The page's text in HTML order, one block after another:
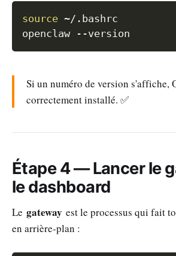
source ~/.bashrc
openclaw --version
Si un numéro de version s'affiche,
correctement installé. ✅
Étape 4 — Lancer le
le dashboard
Le gateway est le processus qui fait
en arrière-plan :